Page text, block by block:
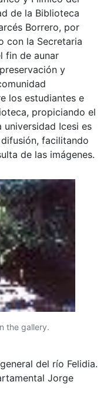
de la Biblioteca
Borrero, por
con la Secretaria
fin de aunar
y
los estudiantes e
propiciando el
universidad Icesi es
facilitando
de las imágenes.
the gallery.
del río Felidia.
Jorge